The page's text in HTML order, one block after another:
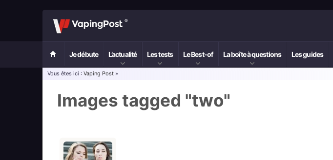
Je débute L’actualité Les tests Le Best-of La boîte à questions Les guides
Vous êtes ici : Vaping Post »
Images tagged "two"